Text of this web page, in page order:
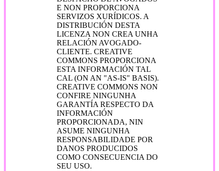
E NON PROPORCIONA
SERVIZOS XURÍDICOS. A
DISTRIBUCIÓN DESTA
LICENZA NON CREA UNHA
RELACIÓN AVOGADO-
CLIENTE. CREATIVE
COMMONS PROPORCIONA
ESTA INFORMACIÓN TAL
CAL (ON AN "AS-IS" BASIS).
CREATIVE COMMONS NON
CONFIRE NINGUNHA
GARANTÍA RESPECTO DA
INFORMACIÓN
PROPORCIONADA, NIN
ASUME NINGUNHA
RESPONSABILIDADE POR
DANOS PRODUCIDOS
COMO CONSECUENCIA DO
SEU USO.